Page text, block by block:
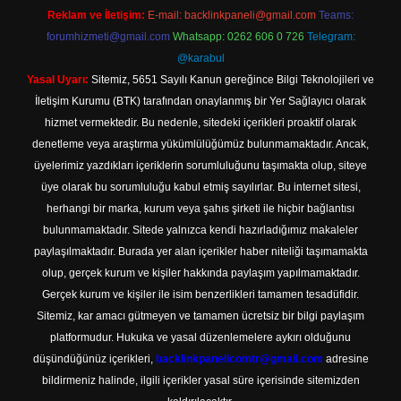
Reklam ve İletişim: E-mail: backlinkpaneli@gmail.com Teams:
forumhizmeti@gmail.com Whatsapp: 0262 606 0 726 Telegram:
@karabul
Yasal Uyarı: Sitemiz, 5651 Sayılı Kanun gereğince Bilgi Teknolojileri ve
İletişim Kurumu (BTK) tarafından onaylanmış bir Yer Sağlayıcı olarak
hizmet vermektedir. Bu nedenle, sitedeki içerikleri proaktif olarak
denetleme veya araştırma yükümlülüğümüz bulunmamaktadır. Ancak,
üyelerimiz yazdıkları içeriklerin sorumluluğunu taşımakta olup, siteye
üye olarak bu sorumluluğu kabul etmiş sayılırlar. Bu internet sitesi,
herhangi bir marka, kurum veya şahıs şirketi ile hiçbir bağlantısı
bulunmamaktadır. Sitede yalnızca kendi hazırladığımız makaleler
paylaşılmaktadır. Burada yer alan içerikler haber niteliği taşımamakta
olup, gerçek kurum ve kişiler hakkında paylaşım yapılmamaktadır.
Gerçek kurum ve kişiler ile isim benzerlikleri tamamen tesadüfidir.
Sitemiz, kar amacı gütmeyen ve tamamen ücretsiz bir bilgi paylaşım
platformudur. Hukuka ve yasal düzenlemelere aykırı olduğunu
düşündüğünüz içerikleri, backlinkpanelicomtr@gmail.com adresine
bildirmeniz halinde, ilgili içerikler yasal süre içerisinde sitemizden